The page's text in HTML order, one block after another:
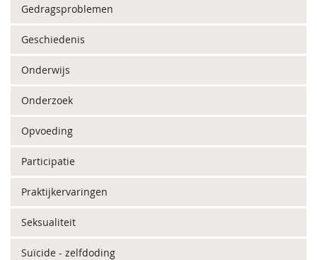
Gedragsproblemen
Geschiedenis
Onderwijs
Onderzoek
Opvoeding
Participatie
Praktijkervaringen
Seksualiteit
Suïcide - zelfdoding